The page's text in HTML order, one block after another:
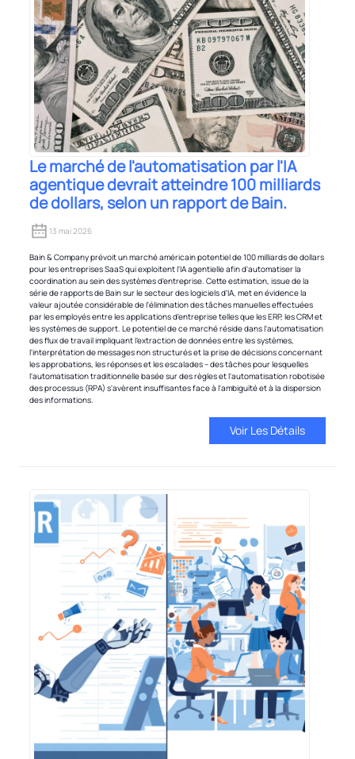
Le marché de l'automatisation par l'IA
agentique devrait atteindre 100 milliards
de dollars, selon un rapport de Bain.
13 mai 2026
Bain & Company prévoit un marché américain potentiel de 100 milliards de dollars
pour les entreprises SaaS qui exploitent l'IA agentielle afin d'automatiser la
coordination au sein des systèmes d'entreprise. Cette estimation, issue de la
série de rapports de Bain sur le secteur des logiciels d'IA, met en évidence la
valeur ajoutée considérable de l'élimination des tâches manuelles effectuées
par les employés entre les applications d'entreprise telles que les ERP, les CRM et
les systèmes de support. Le potentiel de ce marché réside dans l'automatisation
des flux de travail impliquant l'extraction de données entre les systèmes,
l'interprétation de messages non structurés et la prise de décisions concernant
les approbations, les réponses et les escalades – des tâches pour lesquelles
l'automatisation traditionnelle basée sur des règles et l'automatisation robotisée
des processus (RPA) s'avèrent insuffisantes face à l'ambiguïté et à la dispersion
des informations.
Voir Les Détails